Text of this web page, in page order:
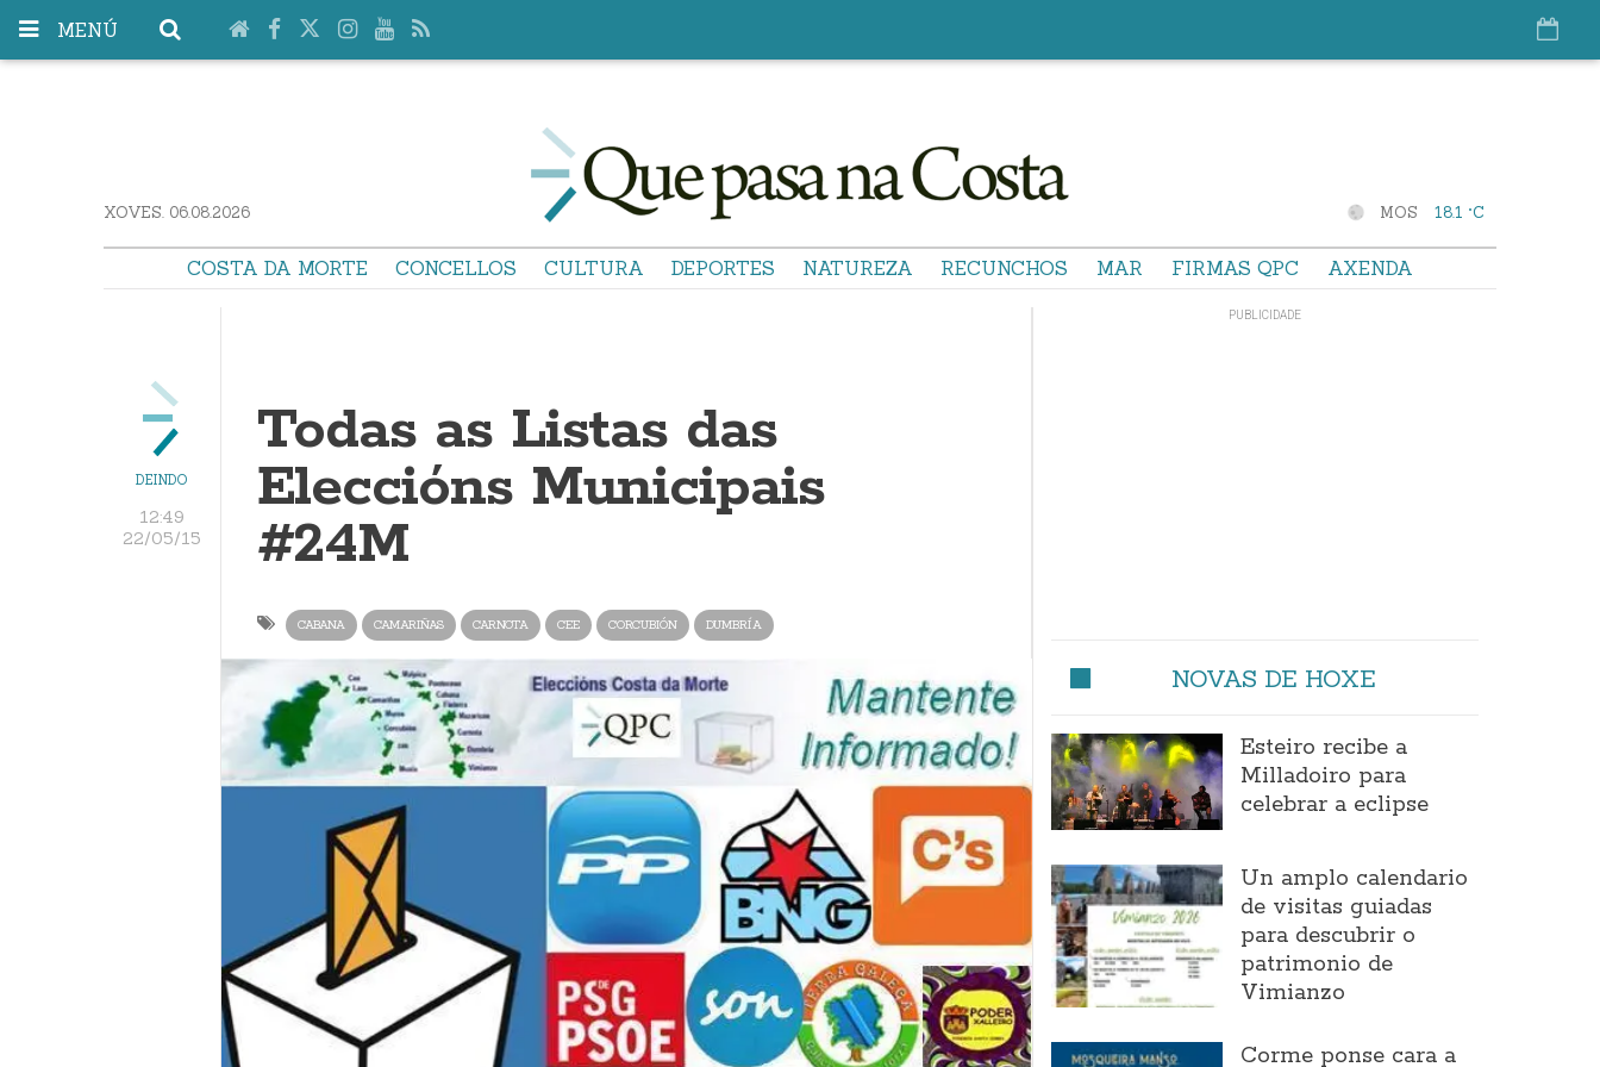
MENÚ
XOVES. 06.08.2026 MOS 18.1 °C
COSTA DA MORTE CONCELLOS CULTURA DEPORTES NATUREZA RECUNCHOS MAR FIRMAS QPC AXENDA
DEINDO
12:49
22/05/15
Todas as Listas das
Eleccións Municipais
#24M
CABANA CAMARIÑAS CARNOTA CEE CORCUBIÓN DUMBRÍA
NOVAS DE HOXE
Esteiro recibe a
Milladoiro para
celebrar a eclipse
Un amplo calendario
de visitas guiadas
para descubrir o
patrimonio de
Vimianzo
Corme ponse cara a